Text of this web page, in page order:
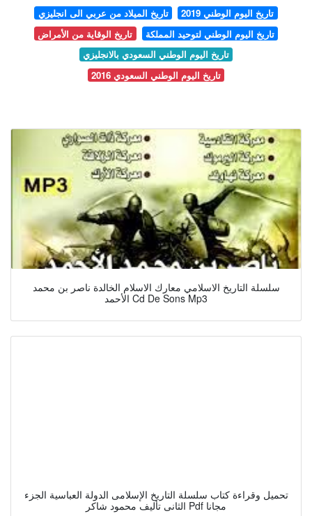
تاريخ الميلاد من عربي الى انجليزي
تاريخ اليوم الوطني 2019
تاريخ الوقاية من الأمراض
تاريخ اليوم الوطني لتوحيد المملكة
تاريخ اليوم الوطني السعودي بالانجليزي
تاريخ اليوم الوطني السعودي 2016
سلسلة التاريخ الاسلامي معارك الاسلام الخالدة ناصر بن محمد
الأحمد Cd De Sons Mp3
تحميل وقراءة كتاب سلسلة التاريخ الإسلامى الدولة العباسية الجزء
الثانى تأليف محمود شاكر Pdf مجانا